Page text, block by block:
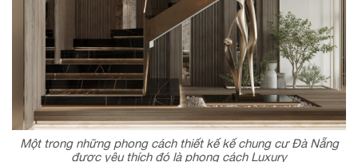
Một trong những phong cách thiết kế kế chung cư Đà Nẵng
được yêu thích đó là phong cách Luxury